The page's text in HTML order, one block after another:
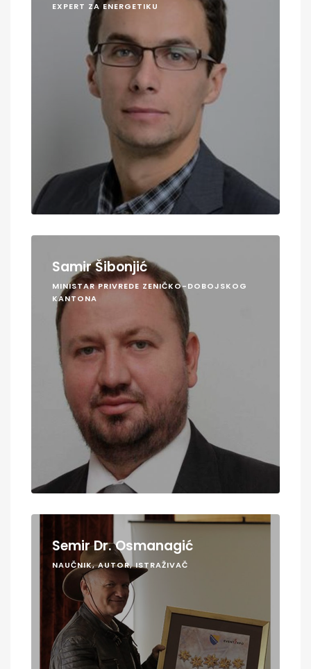
EXPERT ZA ENERGETIKU
Samir Šibonjić
MINISTAR PRIVREDE ZENIČKO-DOBOJSKOG
KANTONA
Semir Dr. Osmanagić
NAUČNIK, AUTOR, ISTRAŽIVAČ